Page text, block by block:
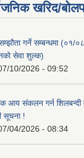
खरिद/
गर्ने सम्बन्धमा (०१/
सेवा शुल्क)
10/2026 - 09:52
आय संकलन गर्न शिलबन्दी
सूचना !
04/2026 - 08:34